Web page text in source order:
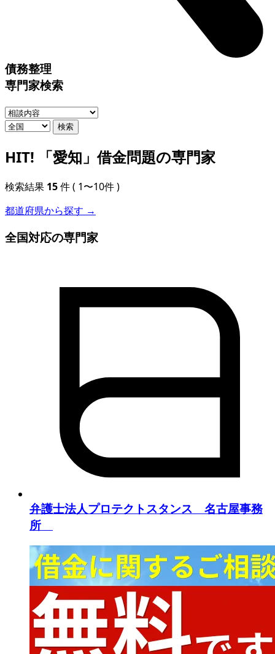
債務整理
専門家検索
検索
HIT! 「愛知」借金問題の専門家
検索結果 15件( 1〜10件 )
都道府県から探す →
全国対応の専門家
弁護士法人プロテクトスタンス 名古屋事務
所